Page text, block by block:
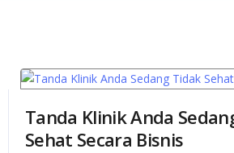
Tanda Klinik Anda
Sehat Secara Bisnis